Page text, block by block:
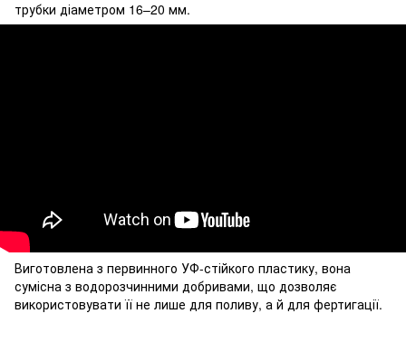
трубки діаметром 16–20 мм.
Виготовлена з первинного УФ-стійкого пластику, вона
сумісна з водорозчинними добривами, що дозволяє
використовувати її не лише для поливу, а й для фертигації.